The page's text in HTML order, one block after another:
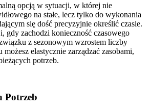
opcją w sytuacji, w której nie
na stałe, lecz tylko do wykonania
się dość precyzyjnie określić czasie.
gdy zachodzi konieczność czasowego
z sezonowym wzrostem liczby
elastycznie zarządzać zasobami,
potrzeb.
Potrzeb